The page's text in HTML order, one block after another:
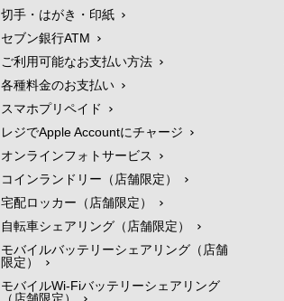
切手・はがき・印紙
セブン銀行ATM
ご利用可能なお支払い方法
各種料金のお支払い
スマホプリペイド
レジでApple Accountにチャージ
オンラインフォトサービス
コインランドリー（店舗限定）
宅配ロッカー（店舗限定）
自転車シェアリング（店舗限定）
モバイルバッテリーシェアリング（店舗
限定）
モバイルWi-Fiバッテリーシェアリング